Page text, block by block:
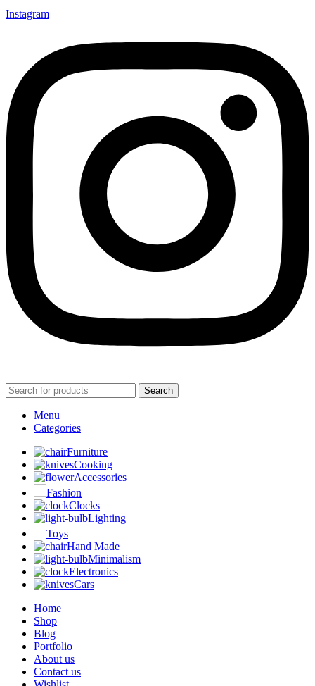
Instagram
Search
Menu
Categories
Furniture
Cooking
Accessories
Fashion
Clocks
Lighting
Toys
Hand Made
Minimalism
Electronics
Cars
Home
Shop
Blog
Portfolio
About us
Contact us